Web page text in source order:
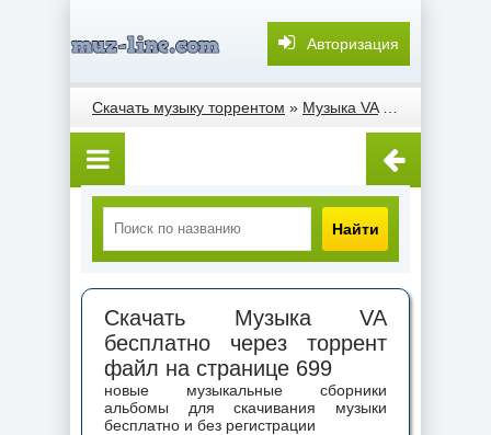
Авторизация
Скачать музыку торрентом » Музыка VA» Страница 699
Найти
Скачать Музыка VA
бесплатно через торрент
файл на странице 699
новые музыкальные сборники
альбомы для скачивания музыки
бесплатно и без регистрации